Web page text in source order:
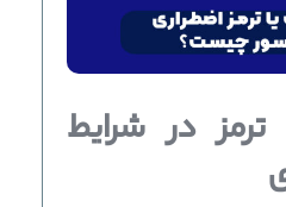
در شرایط